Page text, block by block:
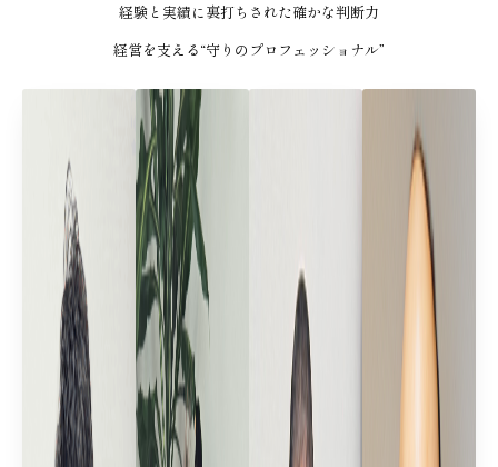
経験と実績に裏打ちされた確かな判断力
経営を支える“守りのプロフェッショナル”